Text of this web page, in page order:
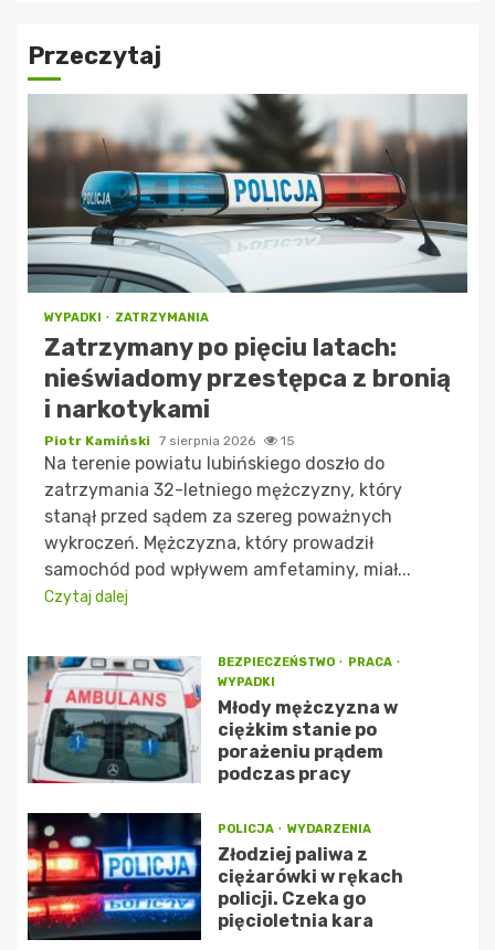
Przeczytaj
WYPADKI ZATRZYMANIA
Zatrzymany po pięciu latach:
nieświadomy przestępca z bronią
i narkotykami
Piotr Kamiński 7 sierpnia 2026 15
Na terenie powiatu lubińskiego doszło do
zatrzymania 32-letniego mężczyzny, który
stanął przed sądem za szereg poważnych
wykroczeń. Mężczyzna, który prowadził
samochód pod wpływem amfetaminy, miał...
Czytaj dalej
BEZPIECZEŃSTWO
PRACA
WYPADKI
Młody mężczyzna w
ciężkim stanie po
porażeniu prądem
podczas pracy
POLICJA WYDARZENIA
Złodziej paliwa z
ciężarówki w rękach
policji. Czeka go
pięcioletnia kara